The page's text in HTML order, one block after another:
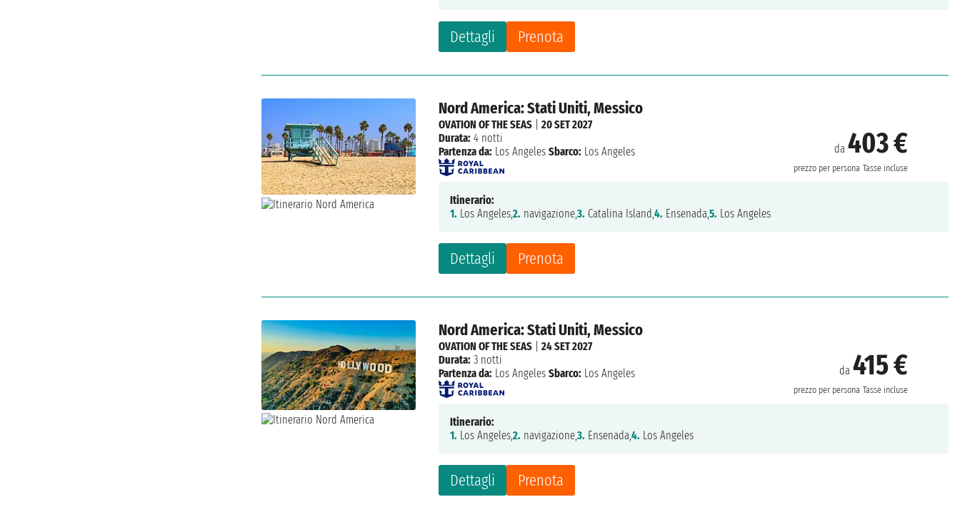
Dettagli Prenota
Nord America: Stati Uniti, Messico
da403 €
prezzo per persona Tasse incluse
Dettagli Prenota
OVATION OF THE SEAS |20 SET 2027
Durata: 4 notti
Partenza da: Los Angeles Sbarco: Los Angeles
Itinerario:
1. Los Angeles,2. navigazione,3. Catalina Island,4. Ensenada,5. Los Angeles
Nord America: Stati Uniti, Messico
da415 €
prezzo per persona Tasse incluse
Dettagli Prenota
OVATION OF THE SEAS |24 SET 2027
Durata: 3 notti
Partenza da: Los Angeles Sbarco: Los Angeles
Itinerario:
1. Los Angeles,2. navigazione,3. Ensenada,4. Los Angeles